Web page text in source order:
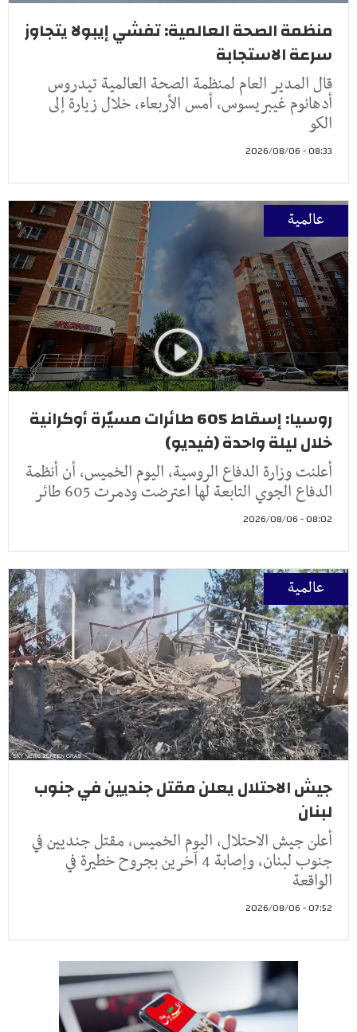
منظمة الصحة العالمية: تفشي إيبولا يتجاوز
سرعة الاستجابة
قال المدير العام لمنظمة الصحة العالمية تيدروس
أدهانوم غيبريسوس، أمس الأربعاء، خلال زيارة إلى
الكو
08:33 - 2026/08/06
عالمية
روسيا: إسقاط 605 طائرات مسيّرة أوكرانية
خلال ليلة واحدة (فيديو)
أعلنت وزارة الدفاع الروسية، اليوم الخميس، أن أنظمة
الدفاع الجوي التابعة لها اعترضت ودمرت 605 طائر
08:02 - 2026/08/06
عالمية
جيش الاحتلال يعلن مقتل جنديين في جنوب
لبنان
أعلن جيش الاحتلال، اليوم الخميس، مقتل جنديين في
جنوب لبنان، وإصابة 4 آخرين بجروح خطيرة في
الواقعة
07:52 - 2026/08/06